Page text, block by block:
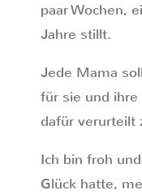
paar Wochen,
Jahre stillt.
Jede Mama
für sie und
dafür verurteilt
Ich bin froh
Glück hatte,